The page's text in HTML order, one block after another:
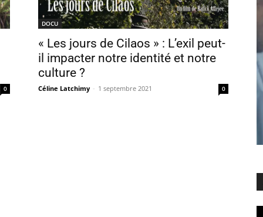
0
DOCU
« Les jours de Cilaos » : L’exil peut-
il impacter notre identité et notre
culture ?
Céline Latchimy - 1 septembre 2021 0